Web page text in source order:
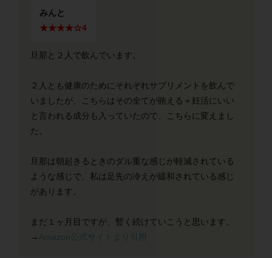
みんと
★★★★☆4
旦那と２人で飲んでいます。
２人とも健康のためにそれぞれサプリメントを飲んで
いましたが、こちらはその全てが賄える＋妊活にいい
と言われる成分も入っていたので、こちらに変えまし
た。
旦那は朝起きるときのダル重な感じが軽減されている
ような感じで、私は足先の冷えが緩和されている感じ
があります。
まだ１ヶ月目ですが、暫く続けていこうと思います。
→ Amazon公式サイトより引用